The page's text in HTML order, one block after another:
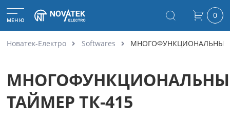
МЕНЮ 0
Новатек-Електро Softwares МНОГОФУНКЦИОНАЛЬНЫЙ
ТАЙМЕР ТК-415